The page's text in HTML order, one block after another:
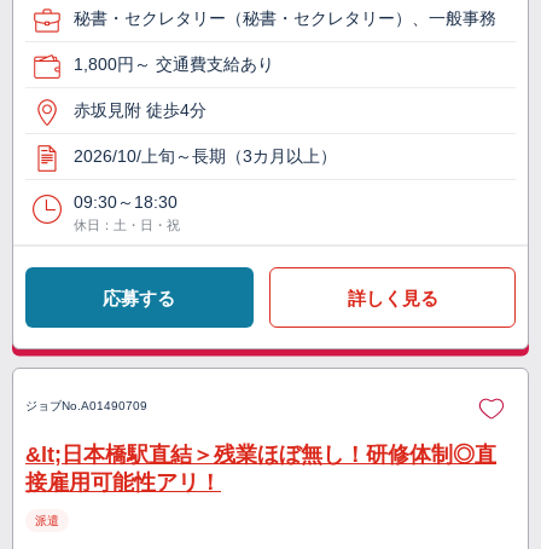
秘書・セクレタリー（秘書・セクレタリー）、一般事務
1,800円～ 交通費支給あり
赤坂見附 徒歩4分
2026/10/上旬～長期（3カ月以上）
09:30～18:30
休日：土・日・祝
応募する 詳しく見る
ジョブNo. A01490709
&lt;日本橋駅直結＞残業ほぼ無し！研修体制◎直
接雇用可能性アリ！
派遣